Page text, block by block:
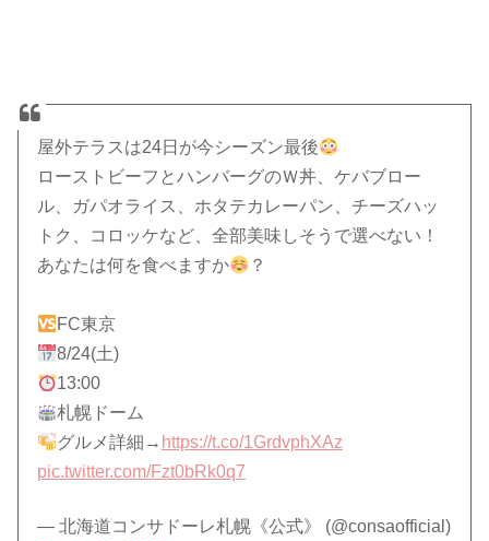
屋外テラスは24日が今シーズン最後
ローストビーフとハンバーグのＷ丼、ケバブロー
ル、ガパオライス、ホタテカレーパン、チーズハッ
トク、コロッケなど、全部美味しそうで選べない！
あなたは何を食べますか
？
FC東京
8/24(土)
13:00
札幌ドーム
グルメ詳細→ https://t.co/1GrdvphXAz
pic.twitter.com/Fzt0bRk0q7
— 北海道コンサドーレ札幌《公式》 (@consaofficial)